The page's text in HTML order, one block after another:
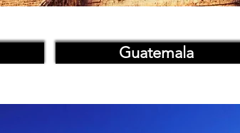
Guatemala